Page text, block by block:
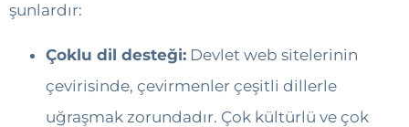
şunlardır:
Çoklu dil desteği: Devlet web sitelerinin
çevirisinde, çevirmenler çeşitli dillerle
uğraşmak zorundadır. Çok kültürlü ve çok